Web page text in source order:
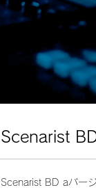
Scenarist
Scenarist BD aバー